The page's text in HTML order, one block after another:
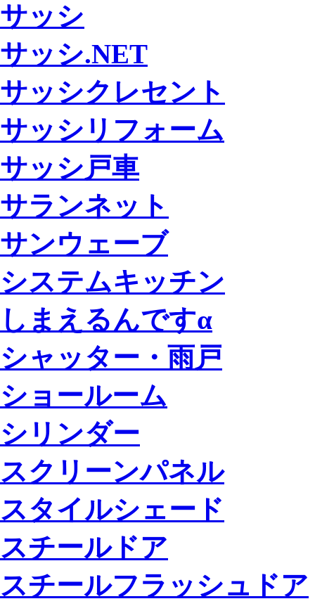
サッシ
サッシ.NET
サッシクレセント
サッシリフォーム
サッシ戸車
サランネット
サンウェーブ
システムキッチン
しまえるんですα
シャッター・雨戸
ショールーム
シリンダー
スクリーンパネル
スタイルシェード
スチールドア
スチールフラッシュドア